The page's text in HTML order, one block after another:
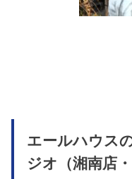
エールハウス
ジオ（湘南店